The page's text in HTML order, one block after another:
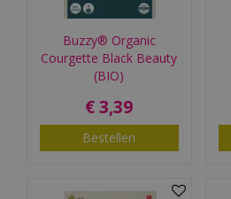
Buzzy® Organic
Courgette Black Beauty
(BIO)
€ 3,39
Bestellen